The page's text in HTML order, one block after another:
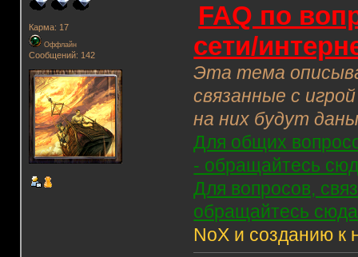
Карма: 17
Оффлайн
Сообщений: 142
FAQ по
сети/
Эта тема
связанные с
на них будут
Для общих
- обращайтесь
Для вопросов,
обращайтесь
NoX и созданию к